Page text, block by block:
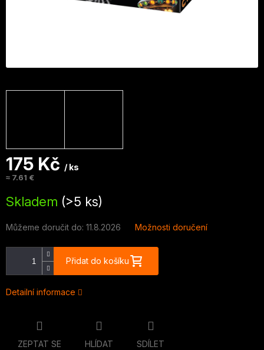
175 Kč / ks
≈ 7.61 €
cena:
Skladem (>5 ks)
Můžeme doručit do: 11.8.2026 Možnosti doručení
Přidat do košíku
Detailní informace
ZEPTAT SE HLÍDAT SDÍLET